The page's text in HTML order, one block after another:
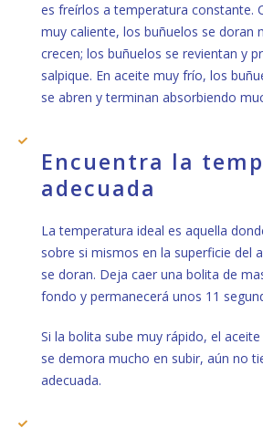
es freírlos a temperatura constante.
muy caliente, los buñuelos se doran
crecen; los buñuelos se revientan y
salpique. En aceite muy frío, los
se abren y terminan absorbiendo
Encuentra la
adecuada
La temperatura ideal es aquella
sobre si mismos en la superficie del
se doran. Deja caer una bolita de
fondo y permanecerá unos 11
Si la bolita sube muy rápido, el
se demora mucho en subir, aún no
adecuada.